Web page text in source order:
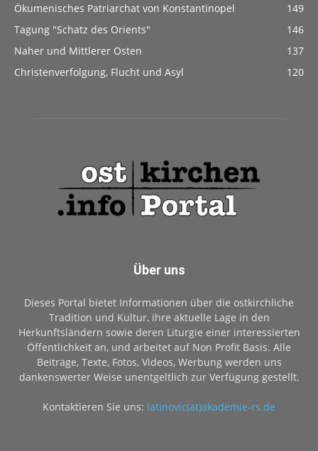
Ökumenisches Patriarchat von Konstantinopel
149
Tagung "Schatz des Orients"
146
Naher und Mittlerer Osten
137
Christenverfolgung, Flucht und Asyl
120
Über uns
Dieses Portal bietet Informationen über die ostkirchliche
Tradition und Kultur, ihre aktuelle Lage in den
Herkunftsländern sowie deren Liturgie einer interessierten
Öffentlichkeit an, und arbeitet auf Non Profit Basis. Alle
Beiträge, Texte, Fotos, Videos, Werbung werden uns
dankenswerter Weise unentgeltlich zur Verfügung gestellt.
Kontaktieren Sie uns: latinovic(at)akademie-rs.de